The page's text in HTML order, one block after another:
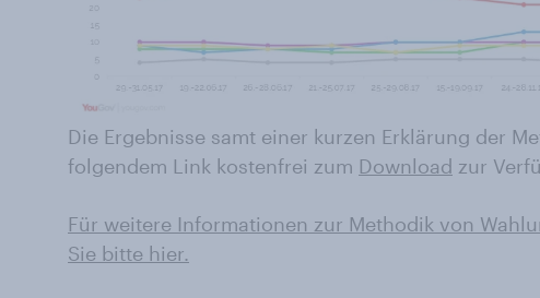
Die Ergebnisse samt einer kurzen Erklärung der
folgendem Link kostenfrei zum Download zur
Für weitere Informationen zur Methodik von
Sie bitte hier.